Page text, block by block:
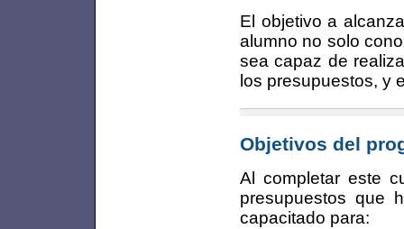
El objetivo a
alumno no solo
sea capaz de
los presupuestos, y
Objetivos del
Al completar este
presupuestos que
capacitado para: